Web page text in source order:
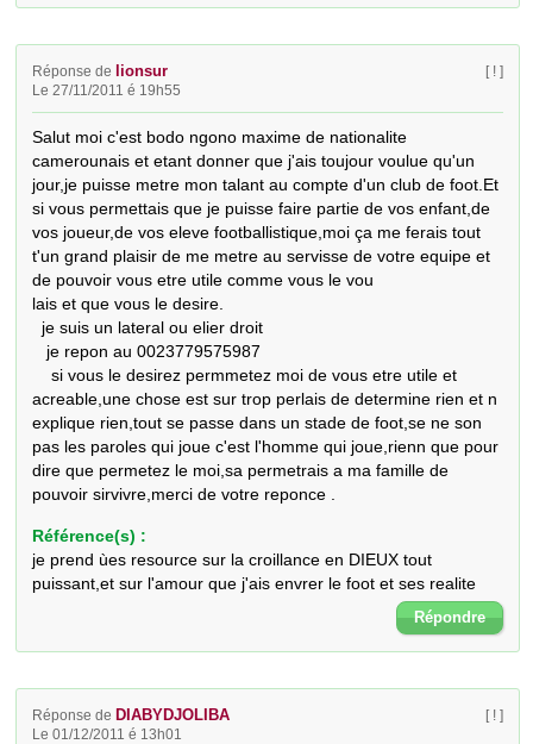
Réponse de lionsur
Le 27/11/2011 é 19h55
[ ! ]
Salut moi c'est bodo ngono maxime de nationalite
camerounais et etant donner que j'ais toujour voulue qu'un
jour,je puisse metre mon talant au compte d'un club de foot.Et
si vous permettais que je puisse faire partie de vos enfant,de
vos joueur,de vos eleve footballistique,moi ça me ferais tout
t'un grand plaisir de me metre au servisse de votre equipe et
de pouvoir vous etre utile comme vous le vou
lais et que vous le desire.
    si vous le desirez permmetez moi de vous etre utile et
acreable,une chose est sur trop perlais de determine rien et n
explique rien,tout se passe dans un stade de foot,se ne son
pas les paroles qui joue c'est l'homme qui joue,rienn que pour
dire que permetez le moi,sa permetrais a ma famille de
pouvoir sirvivre,merci de votre reponce .
Référence(s) :
je prend ùes resource sur la croillance en DIEUX tout
puissant,et sur l'amour que j'ais envrer le foot et ses realite
Répondre
Réponse de DIABYDJOLIBA
Le 01/12/2011 é 13h01
[ ! ]